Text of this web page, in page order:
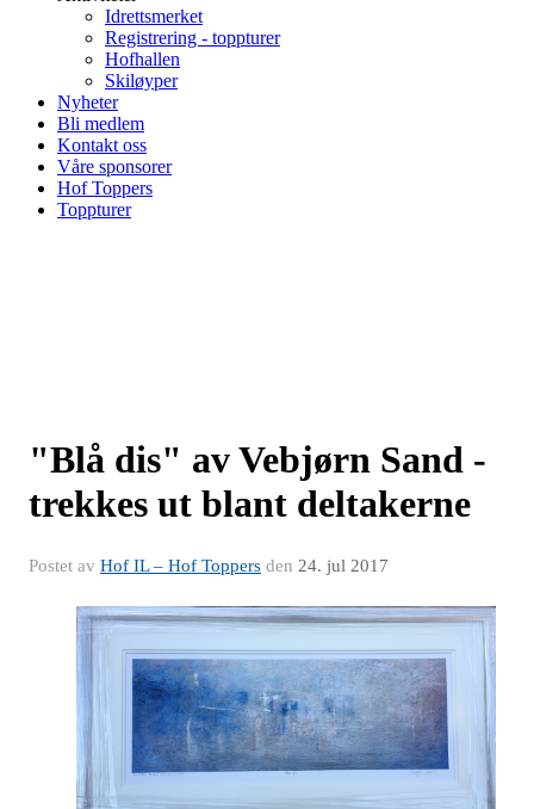
Idrettsmerket
Registrering - toppturer
Hofhallen
Skiløyper
Nyheter
Bli medlem
Kontakt oss
Våre sponsorer
Hof Toppers
Toppturer
"Blå dis" av Vebjørn Sand -
trekkes ut blant deltakerne
Postet av Hof IL – Hof Toppers den 24. jul 2017